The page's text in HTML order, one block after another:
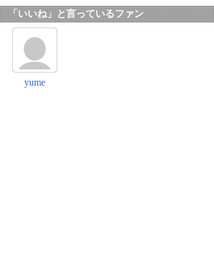
「いいね」と言っているファン
yume